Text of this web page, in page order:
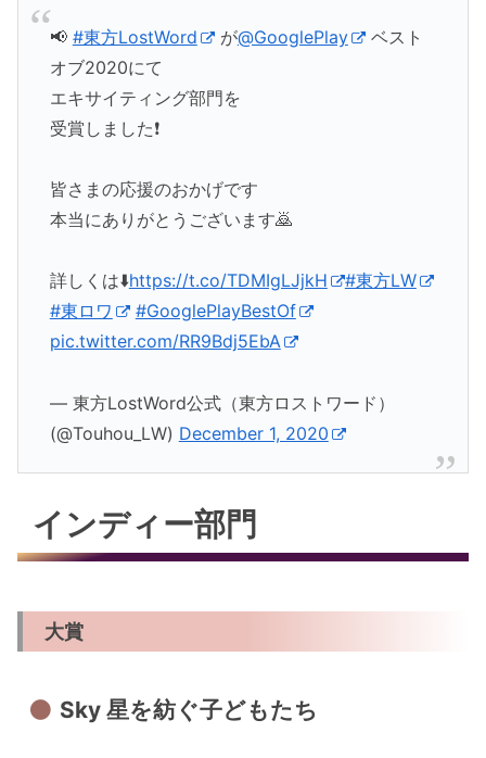
📢 #東方LostWord が@GooglePlay
ベスト
オブ2020にて
エキサイティング部門を
受賞しました❗️
皆さまの応援のおかげです
本当にありがとうございます🙇
詳しくは⬇️https://t.co/TDMIgLJjkH
#東方LW
#東ロワ
#GooglePlayBestOf
pic.twitter.com/RR9Bdj5EbA
— 東方LostWord公式（東方ロストワード）
(@Touhou_LW) December 1, 2020
インディー部門
大賞
Sky 星を紡ぐ子どもたち